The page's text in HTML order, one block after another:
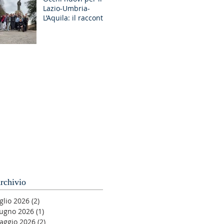
GR Discernimento
Lazio-Umbria-
L’Aquila: il racconto
2026 (2)
2026 (1)
2026 (2)